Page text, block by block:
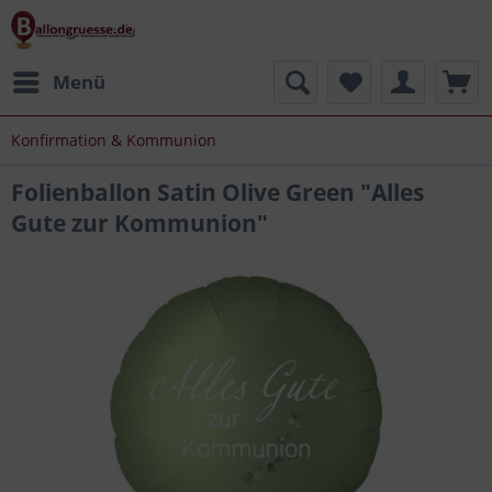
Menü
Konfirmation & Kommunion
Folienballon Satin Olive Green "Alles
Gute zur Kommunion"